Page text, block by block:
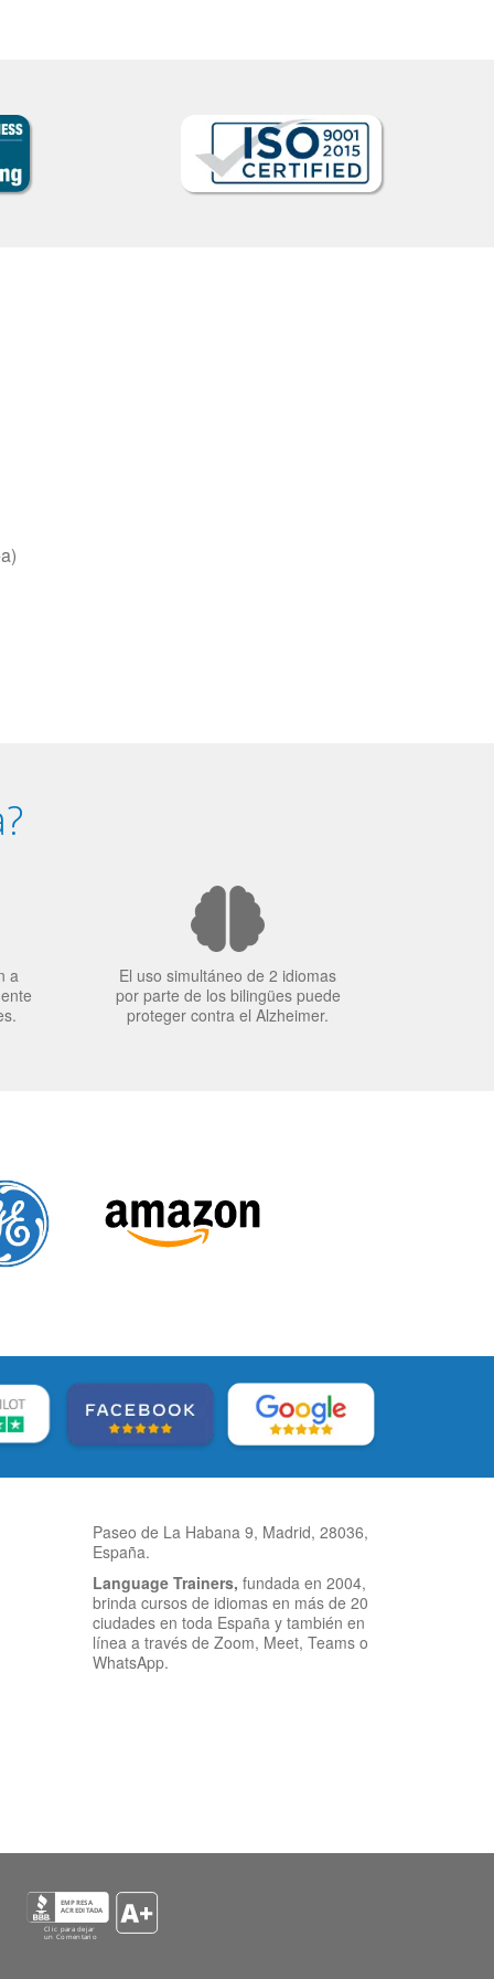
a
El uso simultáneo de 2 idiomas
por parte de los bilingües puede
proteger contra el Alzheimer.
Paseo de La Habana 9, Madrid, 28036,
España.
Language Trainers, fundada en 2004,
brinda cursos de idiomas en más de 20
ciudades en toda España y también en
línea a través de Zoom, Meet, Teams o
WhatsApp.